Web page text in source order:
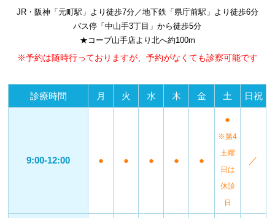
JR・阪神「元町駅」より徒歩7分／地下鉄「県庁前駅」より徒歩6分
バス停「中山手3丁目」から徒歩5分
★コープ山手店より北へ約100m
※予約は随時行っておりますが、予約がなくても診察可能です
診療時間 月 火 水 木 金 土 日祝
9:00-12:00 ● ● ● ● ●
●
※第4
土曜
日は
休診
日
／